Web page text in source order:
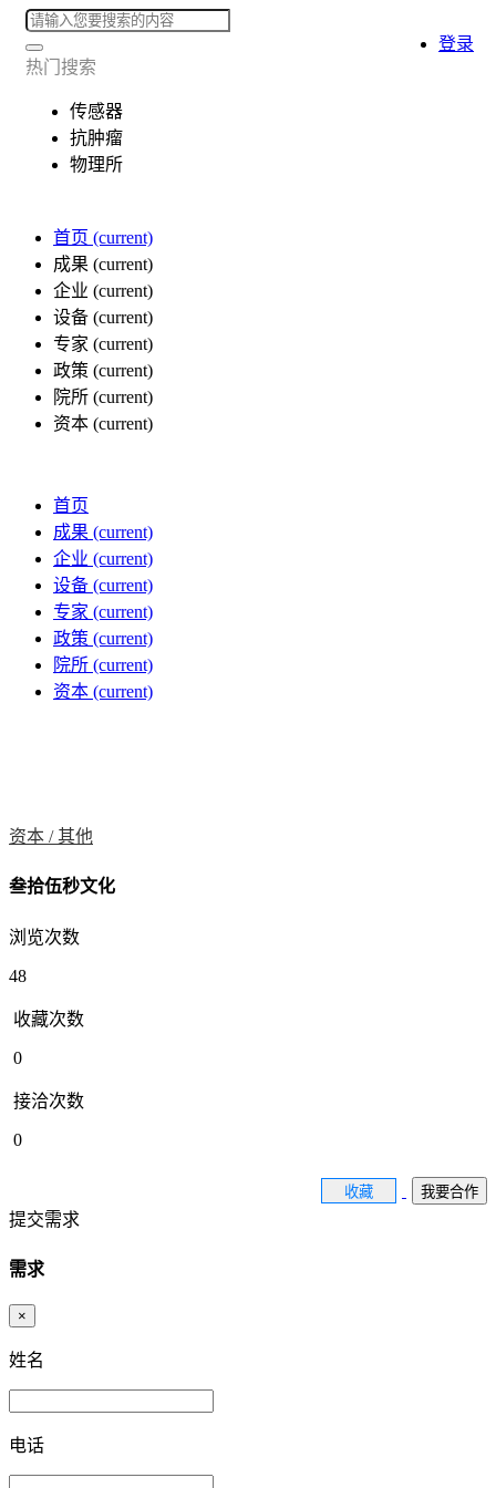
热门搜索
传感器
抗肿瘤
物理所
首页 (current)
成果 (current)
企业 (current)
设备 (current)
专家 (current)
政策 (current)
院所 (current)
资本 (current)
登录
首页
成果 (current)
企业 (current)
设备 (current)
专家 (current)
政策 (current)
院所 (current)
资本 (current)
资本 /其他
叁拾伍秒文化
浏览次数
48
收藏次数
0
接洽次数
0
收藏 我要合作
提交需求
需求
×
姓名
电话